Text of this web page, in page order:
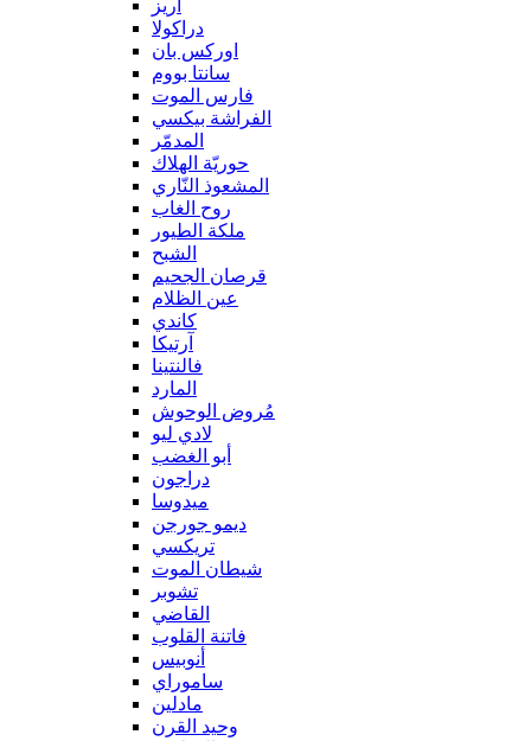
آريز
دراكولا
اوركس بان
سانتا بووم
فارس الموت
الفراشة بيكسي
المدمّر
حوريّة الهلاك
المشعوذ النّاري
روح الغاب
ملكة الطيور
الشبح
قرصان الجحيم
عين الظلام
كاندي
آرتيكا
فالنتينا
المارد
مُروض الوحوش
لادي ليو
أبو الغضب
دراجون
ميدوسا
ديمو جورجن
تريكسي
شيطان الموت
تشوبر
القاضي
فاتنة القلوب
أنوبيس
ساموراي
مادلين
وحيد القرن